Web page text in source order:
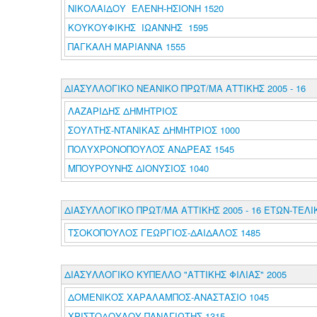
ΝΙΚΟΛΑΙΔΟΥ ΕΛΕΝΗ-ΗΣΙΟΝΗ 1520
ΚΟΥΚΟΥΦΙΚΗΣ ΙΩΑΝΝΗΣ 1595
ΠΑΓΚΑΛΗ ΜΑΡΙΑΝΝΑ 1555
ΔΙΑΣΥΛΛΟΓΙΚΟ ΝΕΑΝΙΚΟ ΠΡΩΤ/ΜΑ ΑΤΤΙΚΗΣ 2005 - 16
ΛΑΖΑΡΙΔΗΣ ΔΗΜΗΤΡΙΟΣ
ΣΟΥΛΤΗΣ-ΝΤΑΝΙΚΑΣ ΔΗΜΗΤΡΙΟΣ 1000
ΠΟΛΥΧΡΟΝΟΠΟΥΛΟΣ ΑΝΔΡΕΑΣ 1545
ΜΠΟΥΡΟΥΝΗΣ ΔΙΟΝΥΣΙΟΣ 1040
ΔΙΑΣΥΛΛΟΓΙΚΟ ΠΡΩΤ/ΜΑ ΑΤΤΙΚΗΣ 2005 - 16 ΕΤΩΝ-
ΤΣΟΚΟΠΟΥΛΟΣ ΓΕΩΡΓΙΟΣ-ΔΑΙΔΑΛΟΣ 1485
ΔΙΑΣΥΛΛΟΓΙΚΟ ΚΥΠΕΛΛΟ "ΑΤΤΙΚΗΣ ΦΙΛΙΑΣ" 2005
ΔΟΜΕΝΙΚΟΣ ΧΑΡΑΛΑΜΠΟΣ-ΑΝΑΣΤΑΣΙΟ 1045